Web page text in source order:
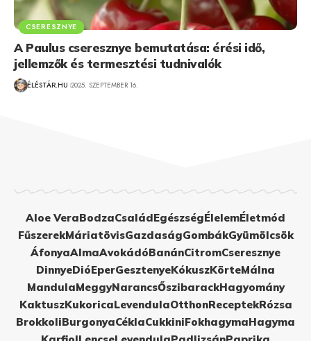
CSERESZNYE
A Paulus cseresznye bemutatása: érési idő,
jellemzők és termesztési tudnivalók
ÉLÉSTÁR.HU 2025. SZEPTEMBER 16.
Aloe VeraBodzaCsaládEgészségÉlelemÉletmód
FűszerekMáriatövisGazdaságGombákGyümölcsök
ÁfonyaAlmaAvokádóBanánCitromCseresznye
DinnyeDióEperGesztenyeKókuszKörteMálna
MandulaMeggyNarancsŐszibarackHagyomány
KaktuszKukoricaLevendulaOtthonReceptekRózsa
BrokkoliBurgonyaCéklaCukkiniFokhagymaHagyma